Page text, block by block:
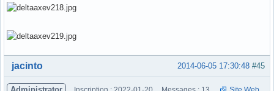
Hors ligne #45
2014-06-05 17:30:48
jacinto